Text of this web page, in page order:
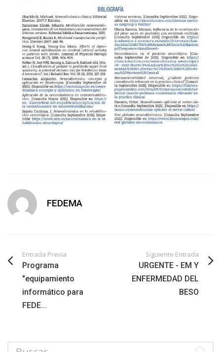
FEDEMA
Entrada Previa
Programa
"equipamiento
informático para
FEDE...
Siguiente Entrada
URGENTE - EM Y
ENFERMEDAD DEL
BESO